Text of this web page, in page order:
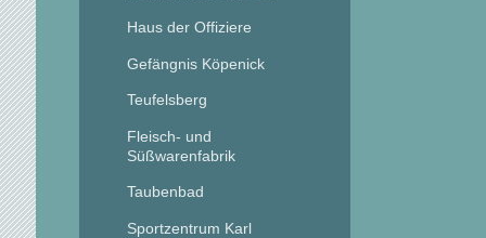
Haus der Offiziere
Gefängnis Köpenick
Teufelsberg
Fleisch- und
Süßwarenfabrik
Taubenbad
Sportzentrum Karl